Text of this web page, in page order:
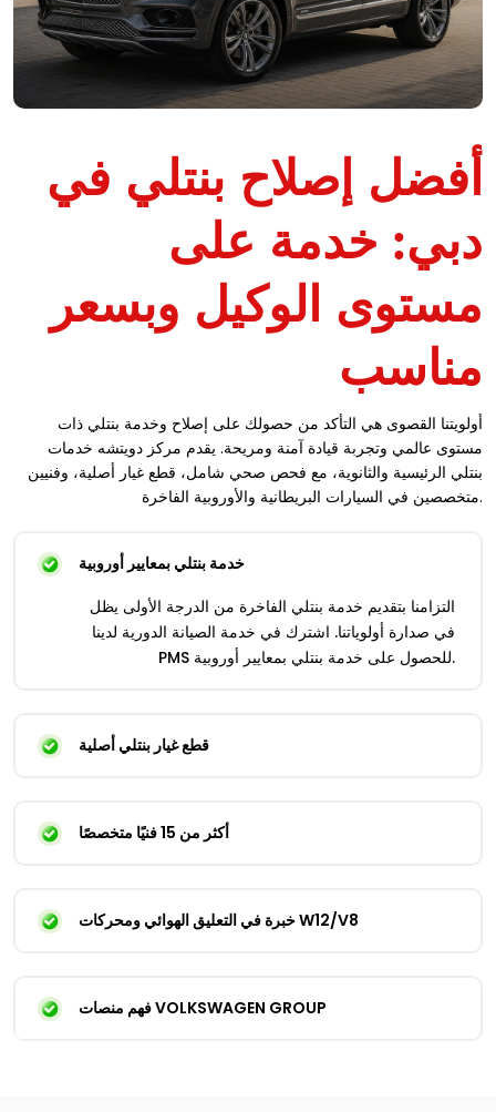
أفضل إصلاح بنتلي في
دبي: خدمة على
مستوى الوكيل وبسعر
مناسب
أولويتنا القصوى هي التأكد من حصولك على إصلاح وخدمة بنتلي ذات
مستوى عالمي وتجربة قيادة آمنة ومريحة. يقدم مركز دويتشه خدمات
بنتلي الرئيسية والثانوية، مع فحص صحي شامل، قطع غيار أصلية، وفنيين
متخصصين في السيارات البريطانية والأوروبية الفاخرة.
خدمة بنتلي بمعايير أوروبية
التزامنا بتقديم خدمة بنتلي الفاخرة من الدرجة الأولى يظل
في صدارة أولوياتنا. اشترك في خدمة الصيانة الدورية لدينا
PMS للحصول على خدمة بنتلي بمعايير أوروبية.
قطع غيار بنتلي أصلية
أكثر من 15 فنيًا متخصصًا
خبرة في التعليق الهوائي ومحركات W12/V8
فهم منصات VOLKSWAGEN GROUP